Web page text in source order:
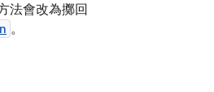
法會改為擲回
。